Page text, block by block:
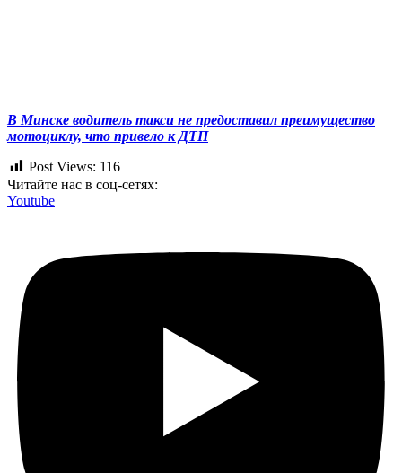
В Минске водитель такси не предоставил преимущество
мотоциклу, что привело к ДТП
Post Views: 116
Читайте нас в соц-сетях:
Youtube